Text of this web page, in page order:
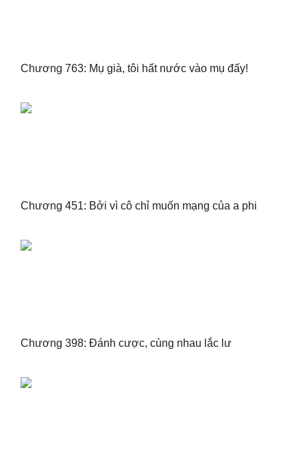
Chương 763: Mụ già, tôi hất nước vào mụ đấy!
Chương 451: Bởi vì cô chỉ muốn mạng của a phi
Chương 398: Đánh cược, cùng nhau lắc lư